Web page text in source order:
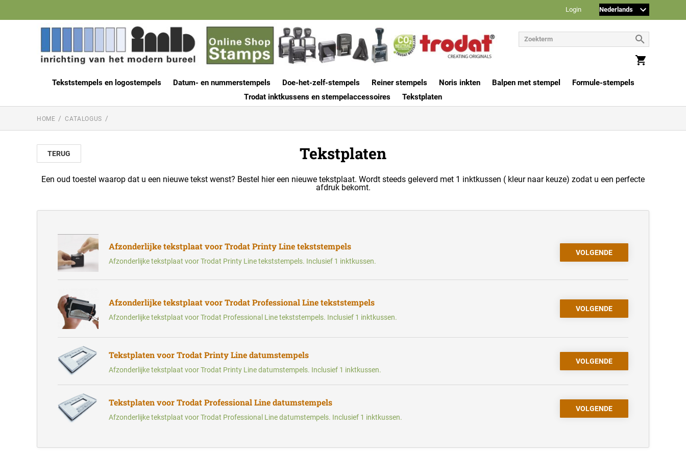
Login
Tekststempels en logostempels Datum- en nummerstempels Doe-het-zelf-stempels Reiner stempels Noris inkten Balpen met stempel
Formule-stempels
Trodat inktkussens en stempelaccessoires
Tekstplaten
HOME CATALOGUS
TERUG Tekstplaten
Een oud toestel waarop dat u een nieuwe tekst wenst? Bestel hier een nieuwe tekstplaat. Wordt steeds geleverd met 1 inktkussen ( kleur naar keuze) zodat u een perfecte
afdruk bekomt.
Afzonderlijke tekstplaat voor Trodat Printy Line tekststempels
Afzonderlijke tekstplaat voor Trodat Printy Line tekststempels. Inclusief 1 inktkussen.
VOLGENDE
Afzonderlijke tekstplaat voor Trodat Professional Line tekststempels
Afzonderlijke tekstplaat voor Trodat Professional Line tekststempels. Inclusief 1 inktkussen.
VOLGENDE
Tekstplaten voor Trodat Printy Line datumstempels
Afzonderlijke tekstplaat voor Trodat Printy Line datumstempels. Inclusief 1 inktkussen.
VOLGENDE
Tekstplaten voor Trodat Professional Line datumstempels
Afzonderlijke tekstplaat voor Trodat Professional Line datumstempels. Inclusief 1 inktkussen.
VOLGENDE